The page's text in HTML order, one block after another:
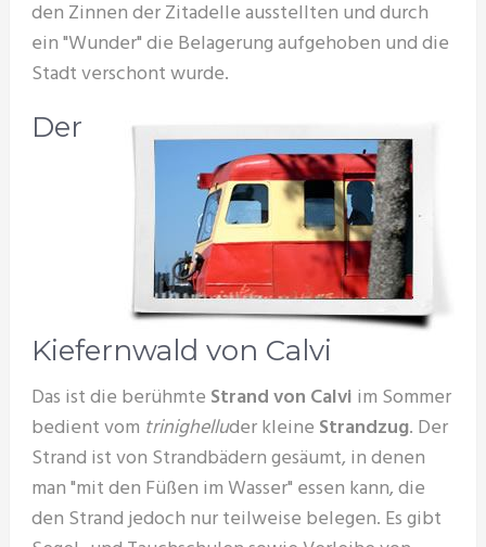
den Zinnen der Zitadelle ausstellten und durch
ein "Wunder" die Belagerung aufgehoben und die
Stadt verschont wurde.
Der
Kiefernwald von Calvi
Das ist die berühmte Strand von Calvi im Sommer
bedient vom trinighelluder kleine Strandzug. Der
Strand ist von Strandbädern gesäumt, in denen
man "mit den Füßen im Wasser" essen kann, die
den Strand jedoch nur teilweise belegen. Es gibt